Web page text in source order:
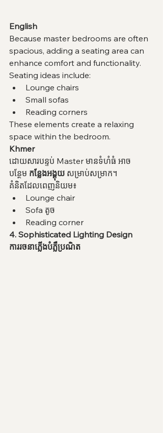
English
Because master bedrooms are often
spacious, adding a seating area can
enhance comfort and functionality.
Seating ideas include:
Lounge chairs
Small sofas
Reading corners
These elements create a relaxing
space within the bedroom.
Khmer
ដោយសារបន្ទប់ Master មានទំហំធំ អាច
បន្ថែម កន្លែងអង្គុយ សម្រាប់សម្រាក។
គំនិតដែលពេញនិយម៖
Lounge chair
Sofa តូច
Reading corner
4. Sophisticated Lighting Design
ការរចនាភ្លើងបំភ្លឺប្រណិត